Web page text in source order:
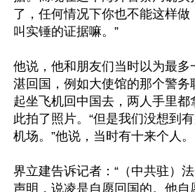
了，任何情况下你也不能这样做
叫实锤的证据嘛。”
他说，他和朋友们当时以为最多
湛回国，例如大使馆的那个警务
起坐飞机回中国去，两人手里都
此拍了照片。“但是我们没想到
机场。”他说，当时有十来个人。
界立建告诉记者：“（中共驻）
声明，说凌是自愿回国的。他自